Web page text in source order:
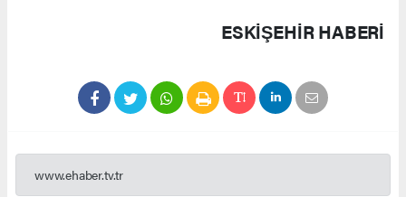
ESKIŞEHIR HABERİ
www.ehaber.tv.tr